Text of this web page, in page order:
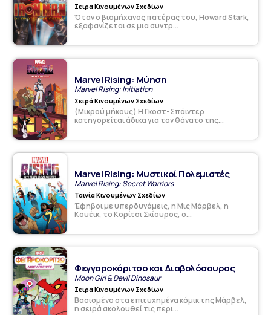
Σειρά Κινουμένων Σχεδίων
Όταν ο βιομήχανος πατέρας του, Howard Stark,
εξαφανίζεται σε μια συντρ...
Marvel Rising: Μύηση
Marvel Rising: Initiation
Σειρά Κινουμένων Σχεδίων
(Μικρού μήκους) Η Γκοστ-Σπάιντερ
κατηγορείται άδικα για τον θάνατο της...
Marvel Rising: Μυστικοί Πολεμιστές
Marvel Rising: Secret Warriors
Ταινία Κινουμένων Σχεδίων
Έφηβοι με υπερδυνάμεις, η Μις Μάρβελ, η
Κουέικ, το Κορίτσι Σκίουρος, ο...
Φεγγαροκόριτσο και Διαβολόσαυρος
Moon Girl & Devil Dinosaur
Σειρά Κινουμένων Σχεδίων
Βασισμένο στα επιτυχημένα κόμικ της Μάρβελ,
η σειρά ακολουθεί τις περι...